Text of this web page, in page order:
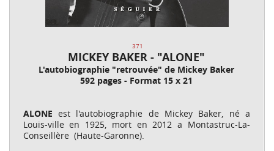
371
MICKEY BAKER - "ALONE"
L'autobiographie "retrouvée" de Mickey Baker
592 pages - Format 15 x 21
ALONE est l'autobiographie de Mickey Baker, né a
Louis-ville en 1925, mort en 2012 a Montastruc-La-
Conseillère (Haute-Garonne).